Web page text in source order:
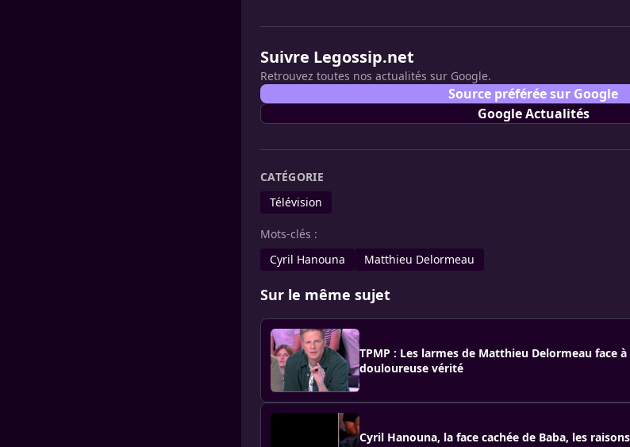
Suivre Legossip.net
Retrouvez toutes nos actualités sur Google.
Source préférée sur Google
Google Actualités
CATÉGORIE
Télévision
Mots-clés :
Cyril Hanouna
Matthieu Delormeau
Sur le même sujet
TPMP : Les larmes de Matthieu Delormeau face
douloureuse vérité
Cyril Hanouna, la face cachée de Baba, les